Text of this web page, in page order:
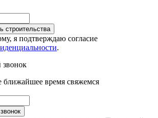
строительства
я подтверждаю согласие
.
звонок
время свяжемся